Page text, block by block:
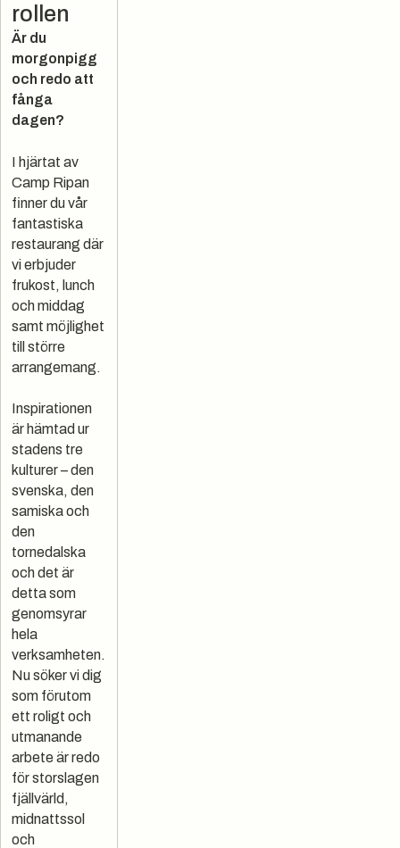
rollen
Är du
morgonpigg
och redo att
fånga
dagen?
I hjärtat av
Camp Ripan
finner du vår
fantastiska
restaurang där
vi erbjuder
frukost, lunch
och middag
samt möjlighet
till större
arrangemang.
Inspirationen
är hämtad ur
stadens tre
kulturer – den
svenska, den
samiska och
den
tornedalska
och det är
detta som
genomsyrar
hela
verksamheten.
Nu söker vi dig
som förutom
ett roligt och
utmanande
arbete är redo
för storslagen
fjällvärld,
midnattssol
och